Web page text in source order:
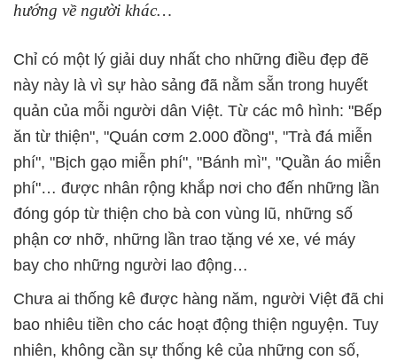
hướng về người khác…
Chỉ có một lý giải duy nhất cho những điều đẹp đẽ
này này là vì sự hào sảng đã nằm sẵn trong huyết
quản của mỗi người dân Việt. Từ các mô hình: "Bếp
ăn từ thiện", "Quán cơm 2.000 đồng", "Trà đá miễn
phí", "Bịch gạo miễn phí", "Bánh mì", "Quần áo miễn
phí"… được nhân rộng khắp nơi cho đến những lần
đóng góp từ thiện cho bà con vùng lũ, những số
phận cơ nhỡ, những lần trao tặng vé xe, vé máy
bay cho những người lao động…
Chưa ai thống kê được hàng năm, người Việt đã chi
bao nhiêu tiền cho các hoạt động thiện nguyện. Tuy
nhiên, không cần sự thống kê của những con số,